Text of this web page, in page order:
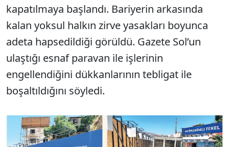
kapatılmaya başlandı. Bariyerin arkasında
kalan yoksul halkın zirve yasakları boyunca
adeta hapsedildiği görüldü. Gazete Sol’un
ulaştığı esnaf paravan ile işlerinin
engellendiğini dükkanlarının tebligat ile
boşaltıldığını söyledi.